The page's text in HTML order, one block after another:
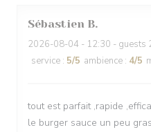
Sébastien B
2026-08-04 - 12:30 - guests
service : 5/5 ambience : 4/5
tout est parfait ,rapide
le burger sauce un peu